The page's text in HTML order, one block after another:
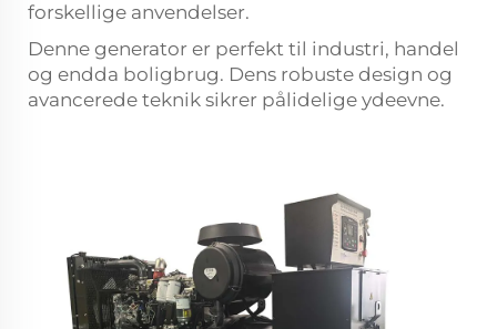
forskellige anvendelser.
Denne generator er perfekt til industri, handel
og endda boligbrug. Dens robuste design og
avancerede teknik sikrer pålidelige ydeevne.